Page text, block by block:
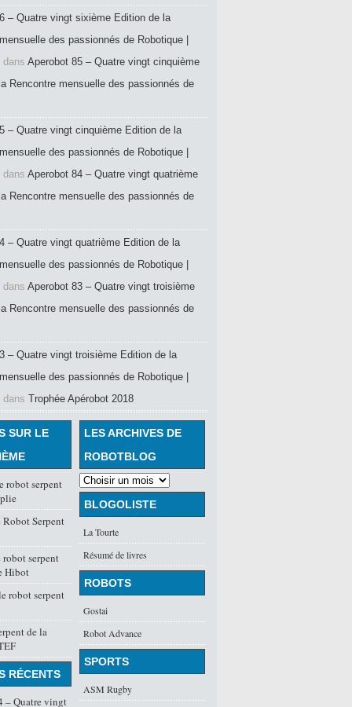
– Quatre vingt sixième Edition de la
des passionnés de Robotique |
dans Aperobot 85 – Quatre vingt cinquième
Rencontre mensuelle des passionnés de
– Quatre vingt cinquième Edition de la
des passionnés de Robotique |
dans Aperobot 84 – Quatre vingt quatrième
Rencontre mensuelle des passionnés de
– Quatre vingt quatrième Edition de la
des passionnés de Robotique |
dans Aperobot 83 – Quatre vingt troisième
Rencontre mensuelle des passionnés de
– Quatre vingt troisième Edition de la
des passionnés de Robotique |
dans Trophée Apérobot 2018
LES ARCHIVES DE
ROBOTBLOG
BLOGOLISTE
La Tourte
Résumé de livres
ROBOTS
Gostai
Robot Advance
SPORTS
ASM Rugby
SUR LE
robot serpent
Serpent
serpent
Hibot
robot serpent
de la
RÉCENTS
– Quatre vingt